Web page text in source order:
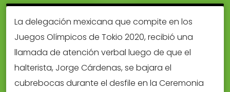
La delegación mexicana que compite en los
Juegos Olímpicos de Tokio 2020, recibió una
llamada de atención verbal luego de que el
halterista, Jorge Cárdenas, se bajara el
cubrebocas durante el desfile en la Ceremonia